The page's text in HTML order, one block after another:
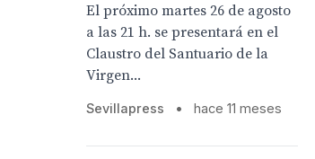
El próximo martes 26 de agosto
a las 21 h. se presentará en el
Claustro del Santuario de la
Virgen...
Sevillapress • hace 11 meses